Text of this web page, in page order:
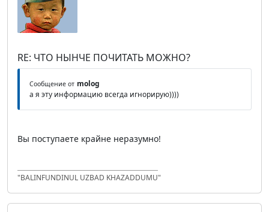
RE: ЧТО НЫНЧЕ ПОЧИТАТЬ МОЖНО?
Сообщение от molog
а я эту информацию всегда игнорирую))))
Вы поступаете крайне неразумно!
"BALINFUNDINUL UZBAD KHAZADDUMU"